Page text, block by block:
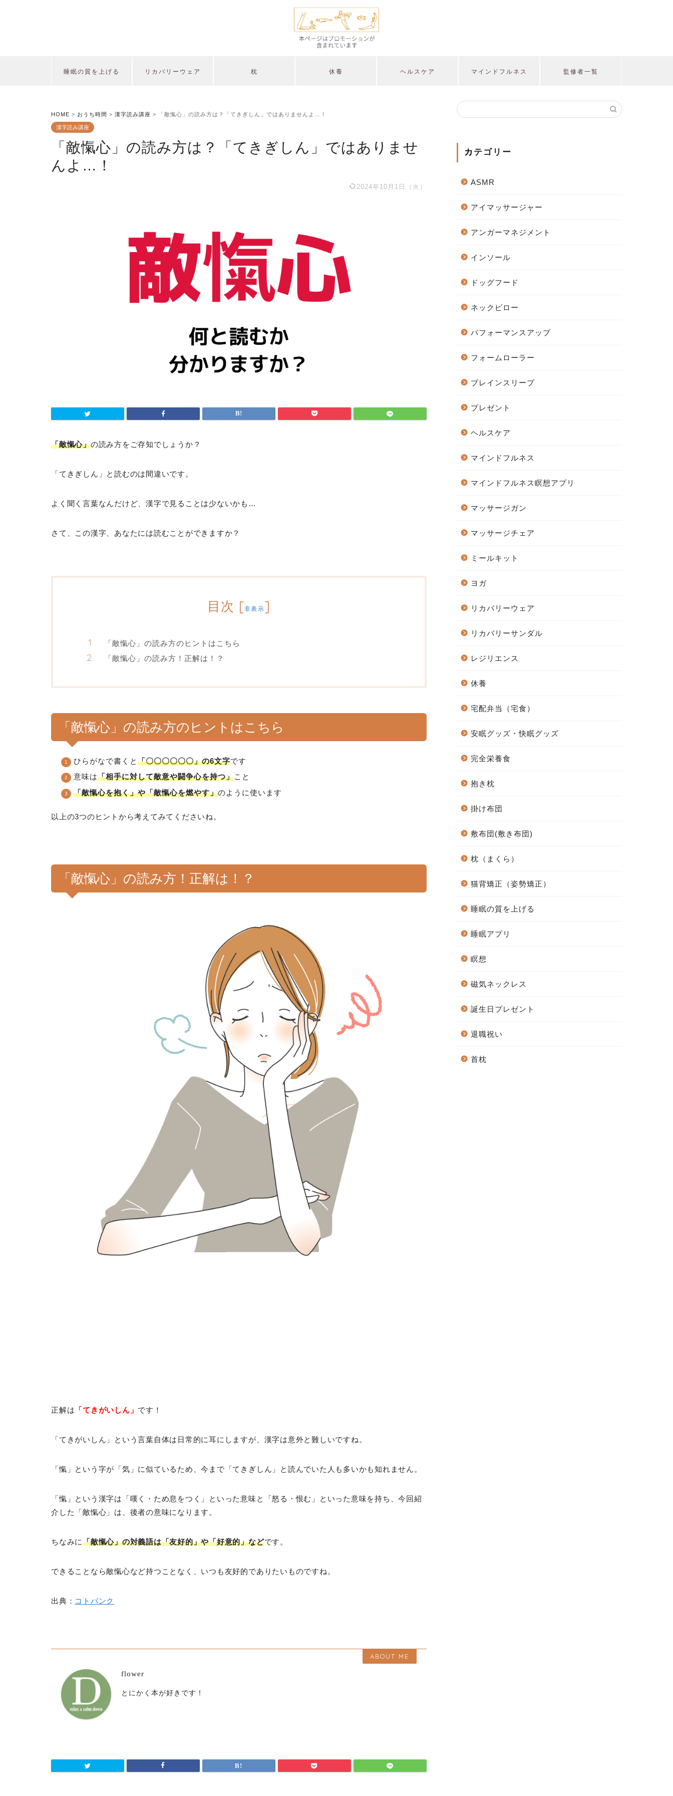
睡眠の質を上げる リカバリーウェア 枕 休養 ヘルスケア マインドフルネス 監修者一覧
HOME > おうち時間 > 漢字読み講座 > 「敵愾心」の読み方は？「てきぎしん」ではありませんよ…！
漢字読み講座
「敵愾心」の読み方は？「てきぎしん」ではありませ
んよ…！
2024年10月1日（火）
「敵愾心」の読み方をご存知でしょうか？
「てきぎしん」と読むのは間違いです。
よく聞く言葉なんだけど、漢字で見ることは少ないかも…
さて、この漢字、あなたには読むことができますか？
目次 [非表示]
「敵愾心」の読み方のヒントはこちら
「敵愾心」の読み方！正解は！？
「敵愾心」の読み方のヒントはこちら
ひらがなで書くと 「〇〇〇〇〇〇」の6文字です
意味は「相手に対して敵意や闘争心を持つ」こと
「敵愾心を抱く」や「敵愾心を燃やす」のように使います
以上の3つのヒントから考えてみてくださいね。
「敵愾心」の読み方！正解は！？
正解は 「てきがいしん」 です！
「てきがいしん」という言葉自体は日常的に耳にしますが、漢字は意外と難しいですね。
「愾」という字が「気」に似ているため、今まで「てきぎしん」と読んでいた人も多いかも知れません。
「愾」という漢字は「嘆く・ため息をつく」といった意味と「怒る・恨む」といった意味を持ち、今回紹
介した「敵愾心」は、後者の意味になります。
ちなみに「敵愾心」の対義語は「友好的」や「好意的」などです。
できることなら敵愾心など持つことなく、いつも友好的でありたいものですね。
出典： コトバンク
ABOUT ME
flower
とにかく本が好きです！
カテゴリー
ASMR
アイマッサージャー
アンガーマネジメント
インソール
ドッグフード
ネックピロー
パフォーマンスアップ
フォームローラー
ブレインスリープ
プレゼント
ヘルスケア
マインドフルネス
マインドフルネス瞑想アプリ
マッサージガン
マッサージチェア
ミールキット
ヨガ
リカバリーウェア
リカバリーサンダル
レジリエンス
休養
宅配弁当（宅食）
安眠グッズ・快眠グッズ
完全栄養食
抱き枕
掛け布団
敷布団(敷き布団)
枕（まくら）
猫背矯正（姿勢矯正）
睡眠の質を上げる
睡眠アプリ
瞑想
磁気ネックレス
誕生日プレゼント
退職祝い
首枕